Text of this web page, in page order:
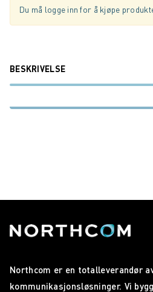
Du må logge inn for å kjøpe
BESKRIVELSE
Northcom er en totalleverandør
kommunikasjonsløsninger. Vi